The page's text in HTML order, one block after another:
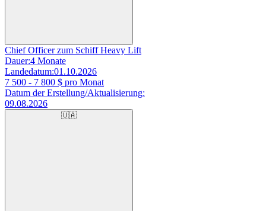
Chief Officer zum Schiff Heavy Lift
Dauer:4 Monate
Landedatum:01.10.2026
7 500 - 7 800 $ pro Monat
Datum der Erstellung/Aktualisierung:
09.08.2026
🇺🇦